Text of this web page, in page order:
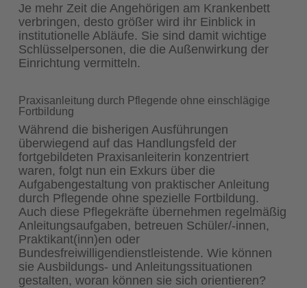
Je mehr Zeit die Angehörigen am Krankenbett
verbringen, desto größer wird ihr Einblick in
institutionelle Abläufe. Sie sind damit wichtige
Schlüsselpersonen, die die Außenwirkung der
Einrichtung vermitteln.
Praxisanleitung durch Pflegende ohne einschlägige
Fortbildung
Während die bisherigen Ausführungen
überwiegend auf das Handlungsfeld der
fortgebildeten Praxisanleiterin konzentriert
waren, folgt nun ein Exkurs über die
Aufgabengestaltung von praktischer Anleitung
durch Pflegende ohne spezielle Fortbildung.
Auch diese Pflegekräfte übernehmen regelmäßig
Anleitungsaufgaben, betreuen Schüler/-innen,
Praktikant(inn)en oder
Bundesfreiwilligendienstleistende. Wie können
sie Ausbildungs- und Anleitungssituationen
gestalten, woran können sie sich orientieren?